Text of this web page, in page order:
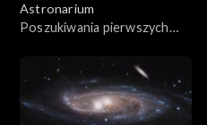
Astronarium
Poszukiwania pierwszych